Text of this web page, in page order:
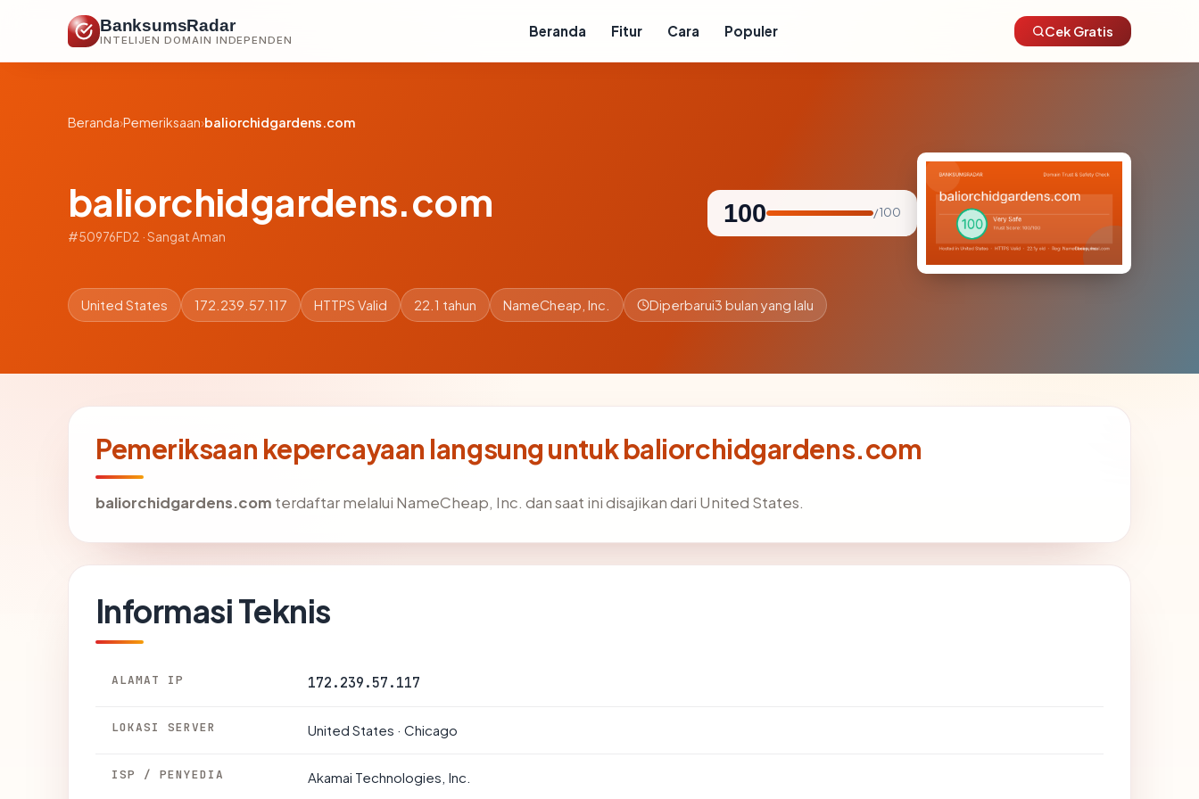
BanksumsRadar
INTELIJEN DOMAIN INDEPENDEN
Beranda Fitur Cara Populer Cek Gratis
Beranda›Pemeriksaan›baliorchidgardens.com
baliorchidgardens.com
#50976FD2 · Sangat Aman
100 / 100
United States 172.239.57.117 HTTPS Valid 22.1 tahun NameCheap, Inc. Diperbarui3 bulan yang lalu
Pemeriksaan kepercayaan langsung untuk baliorchidgardens.com
baliorchidgardens.com terdaftar melalui NameCheap, Inc. dan saat ini disajikan dari United States.
Informasi Teknis
ALAMAT IP 172.239.57.117
LOKASI SERVER United States · Chicago
ISP / PENYEDIA Akamai Technologies, Inc.